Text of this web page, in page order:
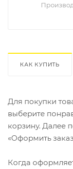
КАК КУПИТЬ
Для покупки
выберите
корзину. Далее
«Оформить
Когда